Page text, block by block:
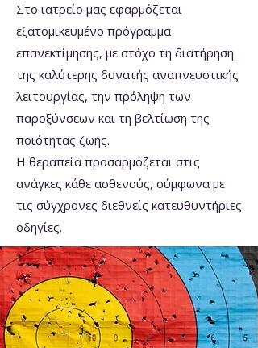
Στο ιατρείο μας εφαρμόζεται
εξατομικευμένο πρόγραμμα
επανεκτίμησης, με στόχο τη διατήρηση
της καλύτερης δυνατής αναπνευστικής
λειτουργίας, την πρόληψη των
παροξύνσεων και τη βελτίωση της
ποιότητας ζωής.
Η θεραπεία προσαρμόζεται στις
ανάγκες κάθε ασθενούς, σύμφωνα με
τις σύγχρονες διεθνείς κατευθυντήριες
οδηγίες.